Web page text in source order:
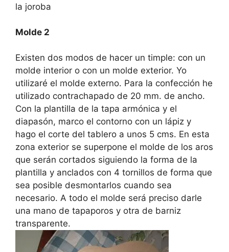
la joroba
Molde 2
Existen dos modos de hacer un timple: con un
molde interior o con un molde exterior. Yo
utilizaré el molde externo. Para la confección he
utilizado contrachapado de 20 mm. de ancho.
Con la plantilla de la tapa armónica y el
diapasón, marco el contorno con un lápiz y
hago el corte del tablero a unos 5 cms. En esta
zona exterior se superpone el molde de los aros
que serán cortados siguiendo la forma de la
plantilla y anclados con 4 tornillos de forma que
sea posible desmontarlos cuando sea
necesario. A todo el molde será preciso darle
una mano de tapaporos y otra de barniz
transparente.